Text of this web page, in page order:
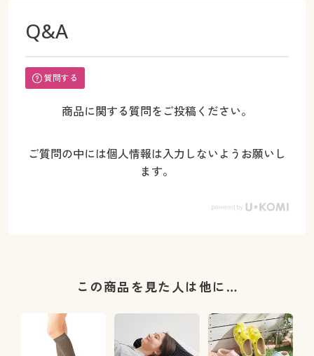
Q&A
質問する
商品に関する質問をご投稿ください。
ご質問の中には個人情報は入力しないようお願いし
ます。
この商品を見た人は他に…